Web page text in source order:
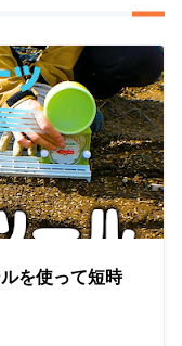
を使って短時